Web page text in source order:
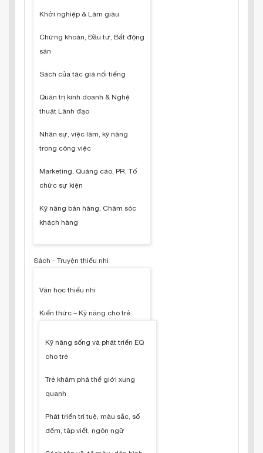
Khởi nghiệp & Làm giàu
Chứng khoán, Đầu tư, Bất động
sản
Sách của tác giả nổi tiếng
Quản trị kinh doanh & Nghệ
thuật Lãnh đạo
Nhân sự, việc làm, kỹ năng
trong công việc
Marketing, Quảng cáo, PR, Tổ
chức sự kiện
Kỹ năng bán hàng, Chăm sóc
khách hàng
Sách - Truyện thiếu nhi
Văn học thiếu nhi
Kiến thức – Kỹ năng cho trẻ
Kỹ năng sống và phát triển EQ
cho trẻ
Trẻ khám phá thế giới xung
quanh
Phát triển trí tuệ, màu sắc, số
đếm, tập viết, ngôn ngữ